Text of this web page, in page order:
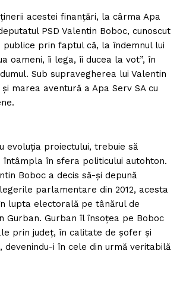
acestei finanțări, la cârma Apa
PSD Valentin Boboc, cunoscut
publice prin faptul că, la îndemnul lui
oameni, îi lega, îi ducea la vot”, în
Sub supravegherea lui Valentin
marea aventură a Apa Serv SA cu
evoluția proiectului, trebuie să
întâmpla în sfera politicului autohton.
Boboc a decis să-și depună
parlamentare din 2012, acesta
lupta electorală pe tânărul de
Gurban. Gurban îl însoțea pe Boboc
prin județ, în calitate de șofer și
i în cele din urmă veritabilă